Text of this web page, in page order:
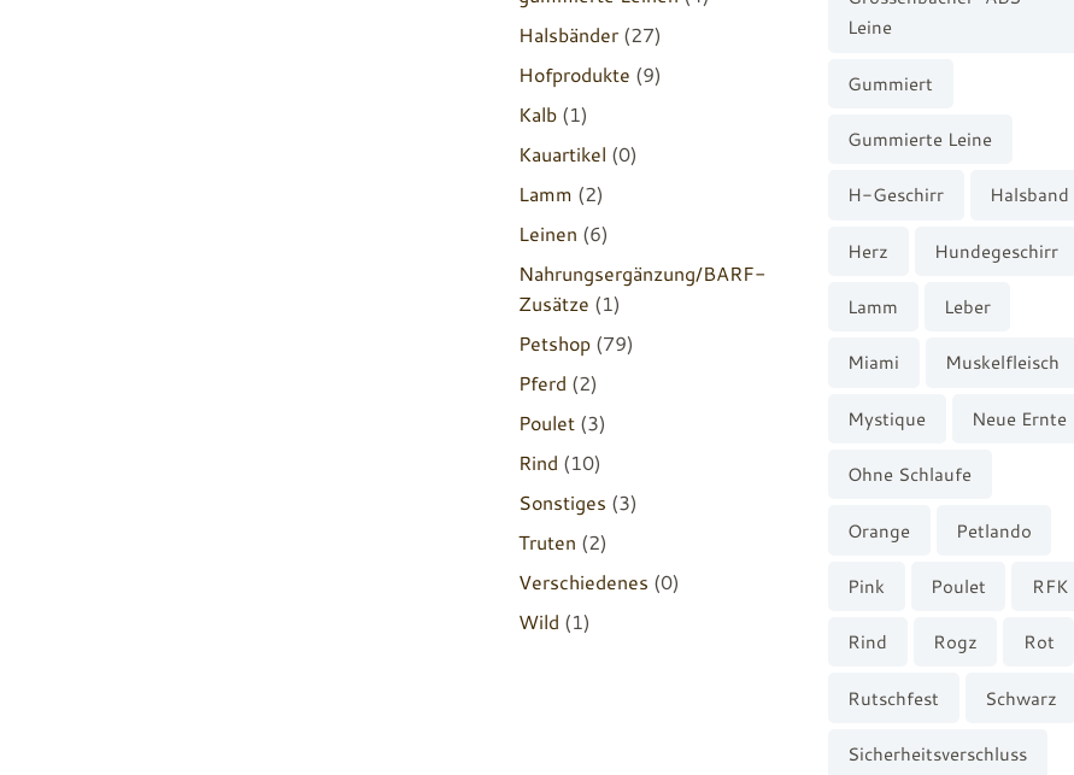
Halsbänder (27)
Hofprodukte (9)
Kalb (1)
Kauartikel (0)
Lamm (2)
Leinen (6)
Nahrungsergänzung/BARF-
Zusätze (1)
Petshop (79)
Pferd (2)
Poulet (3)
Rind (10)
Sonstiges (3)
Truten (2)
Verschiedenes (0)
Wild (1)
Leine
Gummiert
Gummierte Leine
H-Geschirr Halsband
Herz Hundegeschirr
Lamm Leber
Miami Muskelfleisch
Mystique Neue Ernte
Ohne Schlaufe
Orange Petlando
Pink Poulet RFK
Rind Rogz Rot
Rutschfest Schwarz
Sicherheitsverschluss